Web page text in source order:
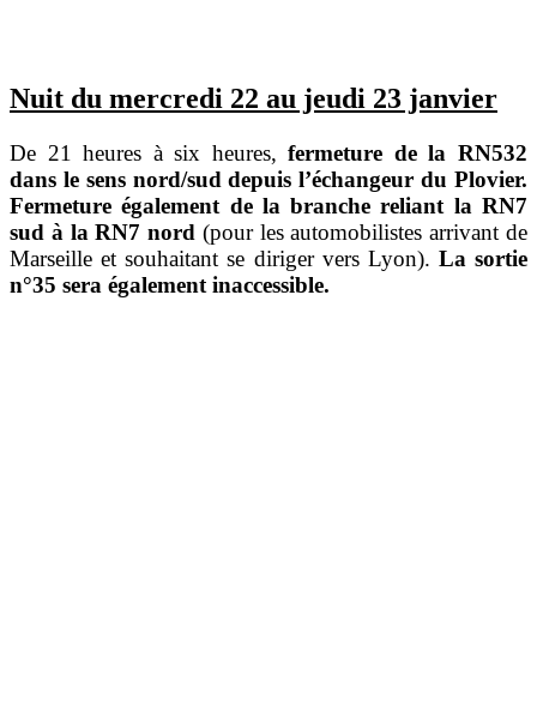
Nuit du mercredi 22 au jeudi 23 janvier
De 21 heures à six heures, fermeture de la RN532
dans le sens nord/sud depuis l’échangeur du Plovier.
Fermeture également de la branche reliant la RN7
sud à la RN7 nord (pour les automobilistes arrivant de
Marseille et souhaitant se diriger vers Lyon). La sortie
n°35 sera également inaccessible.